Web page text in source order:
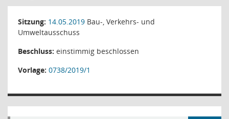
Sitzung: 14.05.2019 Bau-, Verkehrs- und
Umweltausschuss
Beschluss: einstimmig beschlossen
Vorlage: 0738/2019/1